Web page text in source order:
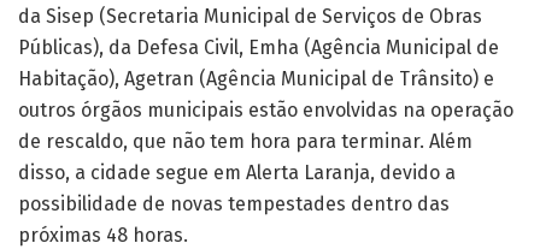
da Sisep (Secretaria Municipal de Serviços de Obras
Públicas), da Defesa Civil, Emha (Agência Municipal de
Habitação), Agetran (Agência Municipal de Trânsito) e
outros órgãos municipais estão envolvidas na operação
de rescaldo, que não tem hora para terminar. Além
disso, a cidade segue em Alerta Laranja, devido a
possibilidade de novas tempestades dentro das
próximas 48 horas.